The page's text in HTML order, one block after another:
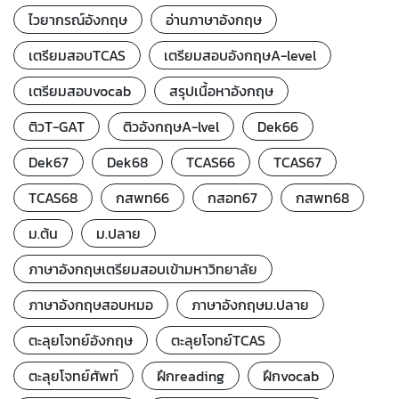
ไวยากรณ์อังกฤษ
อ่านภาษาอังกฤษ
เตรียมสอบTCAS
เตรียมสอบอังกฤษA-level
เตรียมสอบvocab
สรุปเนื้อหาอังกฤษ
ติวT-GAT
ติวอังกฤษA-lvel
Dek66
Dek67
Dek68 TCAS66
TCAS67
TCAS68
กสพท66 กสอท67
กสพท68
ม.ต้น
ม.ปลาย
ภาษาอังกฤษเตรียมสอบเข้ามหาวิทยาลัย
ภาษาอังกฤษสอบหมอ
ภาษาอังกฤษม.ปลาย
ตะลุยโจทย์อังกฤษ
ตะลุยโจทย์TCAS
ตะลุยโจทย์ศัพท์
ฝึกreading
ฝึกvocab